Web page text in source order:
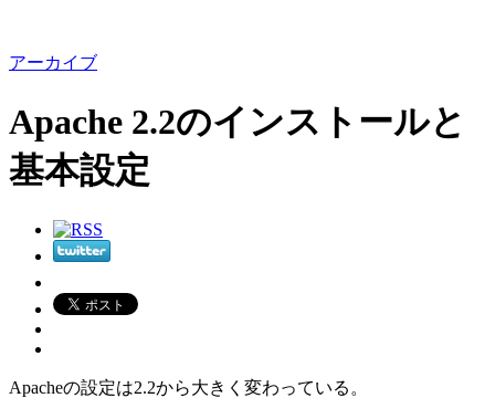
アーカイブ
Apache 2.2のインストールと
基本設定
Apacheの設定は2.2から大きく変わっている。